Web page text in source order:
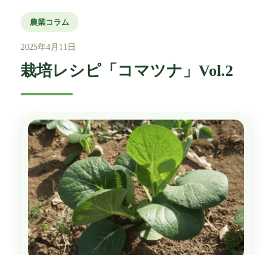
農業コラム
2025年4月11日
栽培レシピ「コマツナ」Vol.2